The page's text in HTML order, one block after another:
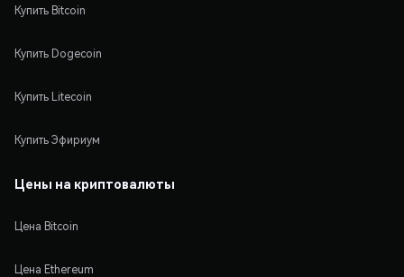
Купить Bitcoin
Купить Dogecoin
Купить Litecoin
Купить Эфириум
Цены на криптовалюты
Цена Bitcoin
Цена Ethereum